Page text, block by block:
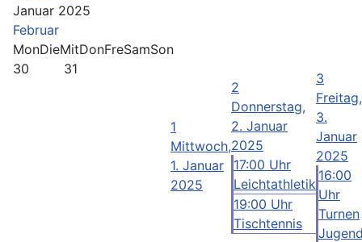
Januar 2025
Februar
MonDieMitDonFreSamSon
30
31
1
Mittwoch,
1. Januar
2025
2
Donnerstag,
2. Januar
2025
17:00 Uhr
Leichtathletik
19:00 Uhr
Tischtennis
3
Freitag,
3.
Januar
2025
16:00
Uhr
Turnen